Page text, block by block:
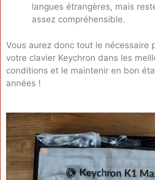
langues étrangères, mais
assez compréhensible.
Vous aurez donc tout le nécessaire
votre clavier Keychron dans les
conditions et le maintenir en bon
années !